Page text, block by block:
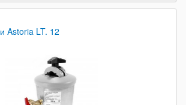
Astoria LT. 12